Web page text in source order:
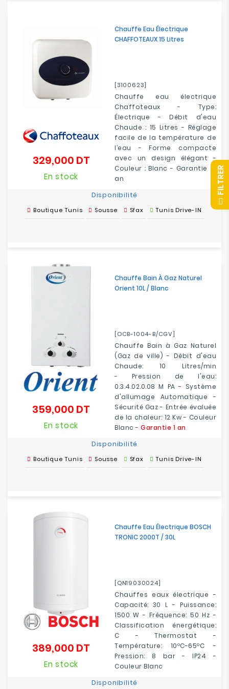
Chauffe Eau Électrique
CHAFFOTEAUX 15 Litres
[3100623]
Chauffe eau électrique
Chaffoteaux - Type:
Électrique - Débit d'eau
Chaude : 15 Litres - Réglage
facile de la température de
l’eau - Forme compacte
avec un design élégant -
Couleur : Blanc - Garantie : 1
an
329,000 DTPrix
En stock
Disponibilité
Boutique Tunis Sousse Sfax Tunis Drive-IN
Chauffe Bain À Gaz Naturel
Orient 10L / Blanc
[OCB-1004-B/CGV]
Chauffe Bain à Gaz Naturel
(Gaz de ville) - Débit d'eau
Chaude: 10 Litres/min
- Pression de l'eau:
0.3.4.02.0.08 M PA - Système
d'allumage Automatique -
Sécurité Gaz - Entrée évaluée
de la chaleur: 12 Kw - Couleur
Blanc - Garantie 1 an
359,000 DT
En stock
Disponibilité
Boutique Tunis Sousse Sfax Tunis Drive-IN
Chauffe Eau Électrique BOSCH
TRONIC 2000T / 30L
[QN19030024]
Chauffes eaux électrique -
Capacité: 30 L - Puissance:
1500 W - Fréquence: 50 Hz -
Classification énergétique:
C - Thermostat -
Température: 10ºC-65ºC -
Pression: 8 bar - IP24 -
Couleur Blanc
389,000 DT
En stock
Disponibilité
R